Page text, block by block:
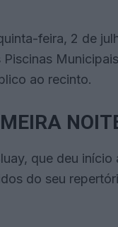
feira, 2 de
ao recinto.
que deu
do seu